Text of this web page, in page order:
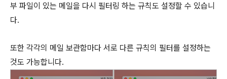
부 파일이 있는 메일을 다시 필터링 하는 규칙도 설정할 수 있습니
다.
또한 각각의 메일 보관함마다 서로 다른 규칙의 필터를 설정하는
것도 가능합니다.